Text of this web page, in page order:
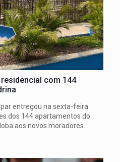
com 144
entregou na sexta-feira
dos 144 apartamentos do
aos novos moradores.